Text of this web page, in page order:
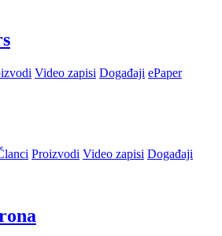
Video zapisi Događaji ePaper
Proizvodi Video zapisi Događaji